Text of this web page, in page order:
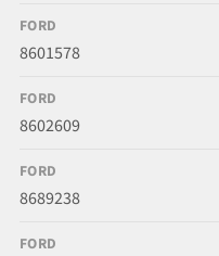
FORD
8601578
FORD
8602609
FORD
8689238
FORD